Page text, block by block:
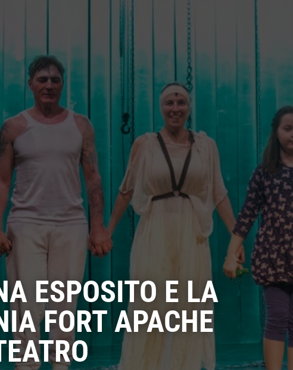
ESPOSITO E LA
FORT APACHE